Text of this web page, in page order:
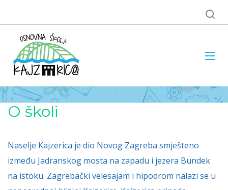
O školi
Naselje Kajzerica je dio Novog Zagreba smješteno
između Jadranskog mosta na zapadu i jezera Bundek
na istoku. Zagrebački velesajam i hipodrom nalazi se u